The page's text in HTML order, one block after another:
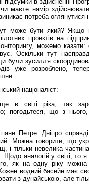
маєте намір
потреба оглянутися
може бути який? Якщо
проектів на
можемо
Оскільки тут
були зусилля
уже розроблено,
націоналіст:
ріка, так
погодьтеся, що з
Петре. Дніпро
Можна говорити, що
і тільки невелика
аналогій у світі, то
як на одну ріку можна
водний басейн має
з дунайською, але